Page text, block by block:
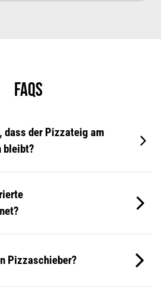
FAQS
dass der Pizzateig am
bleibt?
?
Pizzaschieber?